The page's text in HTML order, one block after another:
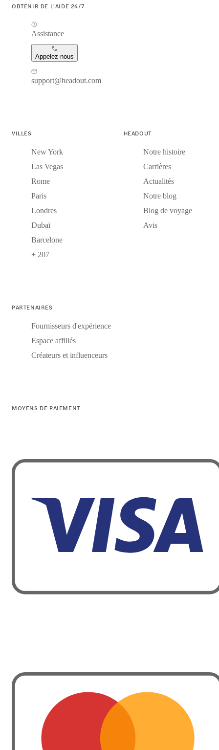
OBTENIR DE L'AIDE 24/7
Assistance
Appelez-nous
support@headout.com
VILLES
New York
Las Vegas
Rome
Paris
Londres
Dubaï
Barcelone
+ 207
HEADOUT
Notre histoire
Carrières
Actualités
Notre blog
Blog de voyage
Avis
PARTENAIRES
Fournisseurs d'expérience
Espace affiliés
Créateurs et influenceurs
MOYENS DE PAIEMENT